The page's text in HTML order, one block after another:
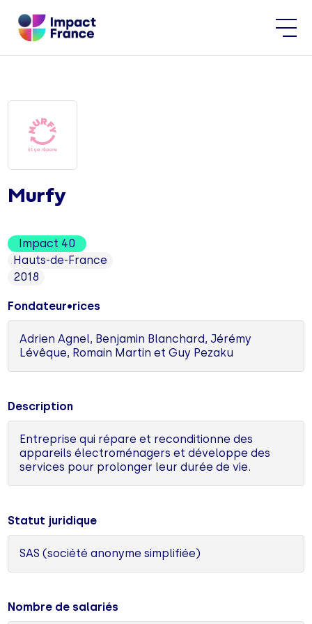
Murfy
Impact 40
Hauts-de-France
2018
Fondateur•rices
Adrien Agnel, Benjamin Blanchard, Jérémy
Lévêque, Romain Martin et Guy Pezaku
Description
Entreprise qui répare et reconditionne des
appareils électroménagers et développe des
services pour prolonger leur durée de vie.
Statut juridique
SAS (société anonyme simplifiée)
Nombre de salariés